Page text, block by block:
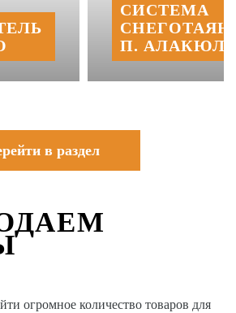
СИСТЕМА
П.
в раздел
огромное количество товаров для